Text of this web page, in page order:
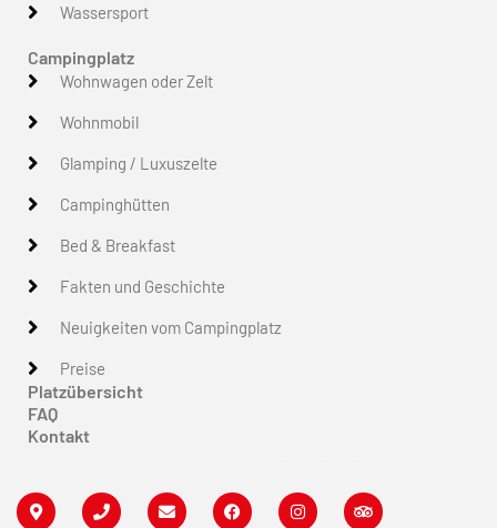
Wassersport
Campingplatz
Wohnwagen oder Zelt
Wohnmobil
Glamping / Luxuszelte
Campinghütten
Bed & Breakfast
Fakten und Geschichte
Neuigkeiten vom Campingplatz
Preise
Platzübersicht
FAQ
Kontakt